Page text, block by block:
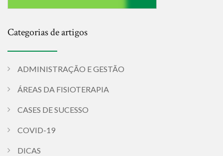
Categorias de artigos
ADMINISTRAÇÃO E GESTÃO
ÁREAS DA FISIOTERAPIA
CASES DE SUCESSO
COVID-19
DICAS